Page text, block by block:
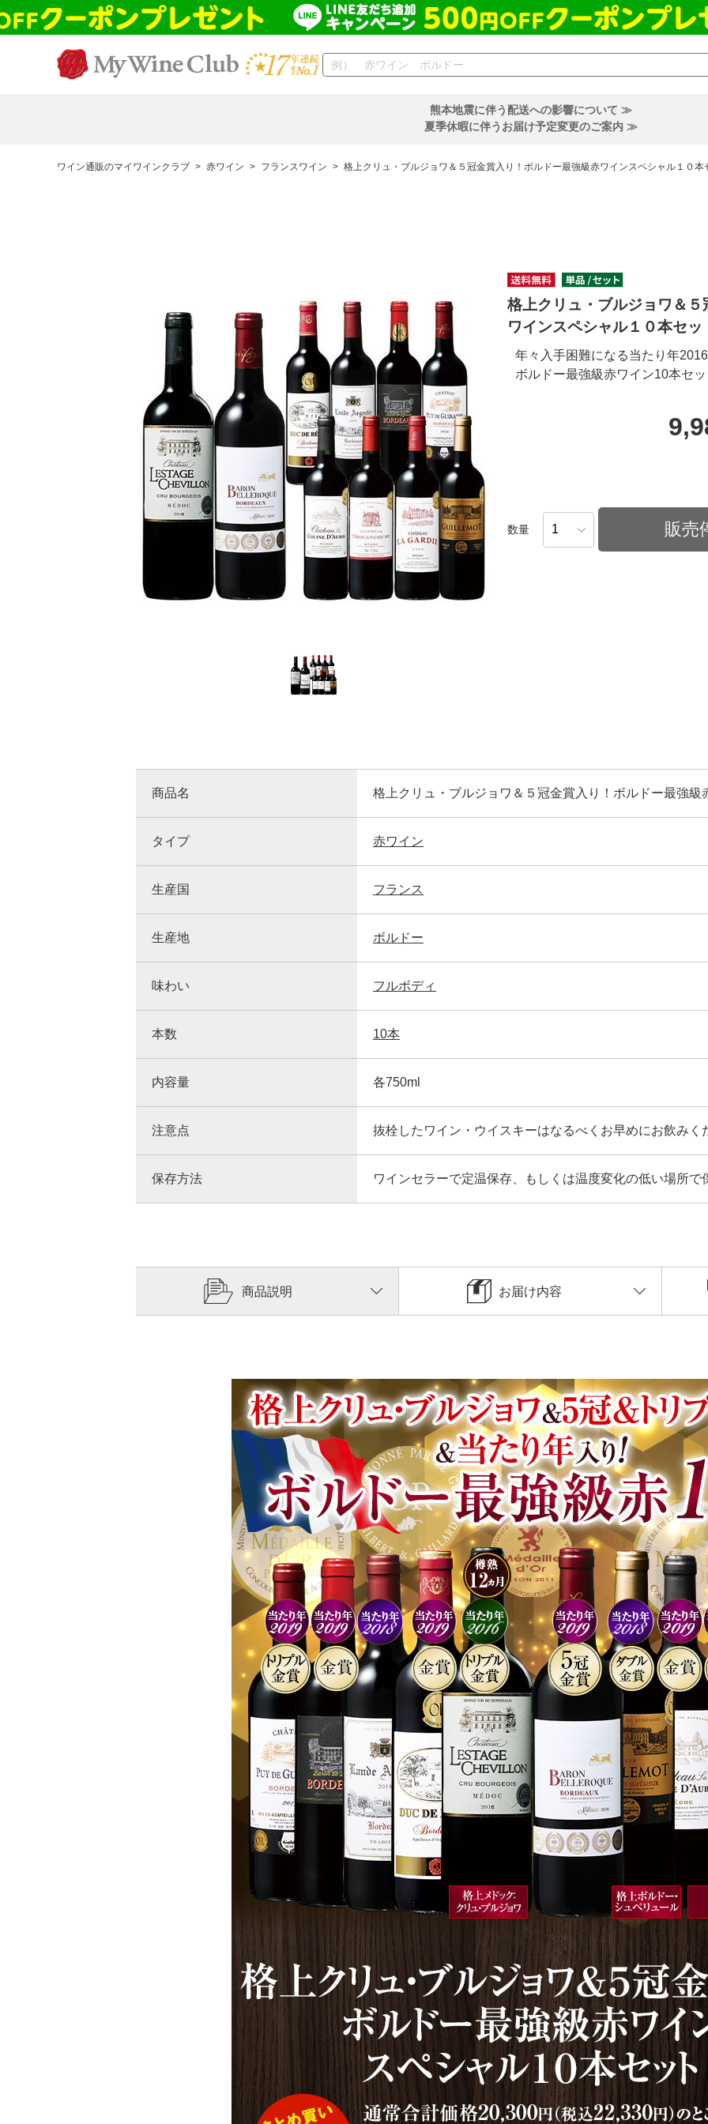
熊本地震に伴う配送への影響について ≫
夏季休暇に伴うお届け予定変更のご案内 ≫
ワイン通販のマイワインクラブ > 赤ワイン > フランスワイン > 格上クリュ・ブルジョワ＆５冠金賞入り！ボルドー最強級赤ワインスペシャル１０本
格上クリュ・ブルジョワ＆
ワインスペシャル１０本セッ
年々入手困難になる当たり年
ボルドー最強級赤ワイン10本セッ
数量 販売
商品名 格上クリュ・ブルジョワ＆５冠金賞入り！ボルドー最強級
タイプ 赤ワイン
生産国 フランス
生産地 ボルドー
味わい フルボディ
本数 10本
内容量 各750ml
注意点 抜栓したワイン・ウイスキーはなるべくお早めにお飲みく
保存方法 ワインセラーで定温保存、もしくは温度変化の低い場所で
商品説明 お届け内容